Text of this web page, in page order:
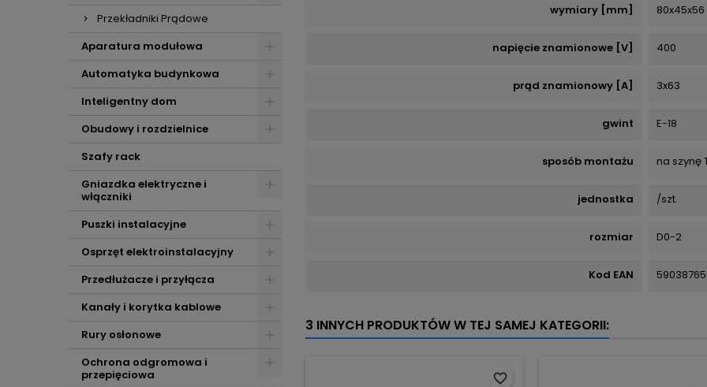
Przekładniki Prądowe
Aparatura modułowa
Automatyka budynkowa
Inteligentny dom
Obudowy i rozdzielnice
Szafy rack
Gniazdka elektryczne i
włączniki
Puszki instalacyjne
Osprzęt elektroinstalacyjny
Przedłużacze i przyłącza
Kanały i korytka kablowe
Rury osłonowe
Ochrona odgromowa i
przepięciowa
wymiary [mm] 80x45x56
napięcie znamionowe [V] 400
prąd znamionowy [A] 3x63
gwint E-18
sposób montażu na szynę
jednostka /szt.
rozmiar D0-2
Kod EAN
3 INNYCH PRODUKTÓW W TEJ SAMEJ KATEGORII:
favorite_border